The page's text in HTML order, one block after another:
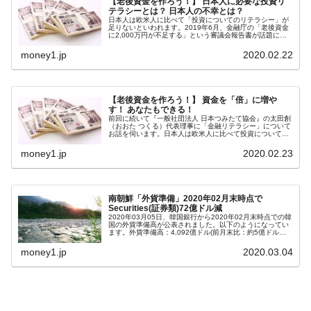
『Money1』
韓国半導体『SKハイニックス』2026年2Qの
業績「史上最高益」当期純利益は前年同期比13.4倍に。
『Money1』
韓国･加徳島新国際空港「またも暗礁」の危
機 ⇒ 10.7兆では損が出るからできない。
【速報】韓国株式市場の暴落・本日07月29
日(水)もサイドカー・サーキットブレイカーの二段コンボ
発動！
『Money1』
半分未満しか雇用を生まない
『Money1』
韓国「株式市場が賭博場のように変質した
のは政界の責任だ」
Fact1
日本の誇る海洋資源調査船『白嶺』は先進技術の
塊！
夏の甲子園、優勝校を最も多く輩出している都道
テラシーとは？ 日本人の不幸とは？
日本人は欧米人に比べて「投資についてのリテラシー」が
足りないといわれます。2019年6月、金融庁の「老後資金
に2,000万円が不足する」という審議会報告書が話題にな
money1.jp 2020.02.22
【老後資金を作ろう！】 資金を「倍」に増や
す！ あなたもできる！
前回に続いて『一般社団法人 日本つみたて協会』の太田創
（おおた つくる）代表理事に「金融リテラシー」について
お話を伺います。日本人は欧米人に比べて投資についての
money1.jp 2020.02.23
南朝鮮「外貨準備」2020年02月末時点で
Securities(証券類)72億ドル減
2020年03月05日、韓国銀行から2020年02月末時点での韓
国の外貨準備高が公表されました。以下のようになってい
ます。外貨準備高：4,092億ドル(前月末比：約5億ドル減
money1.jp 2020.03.04